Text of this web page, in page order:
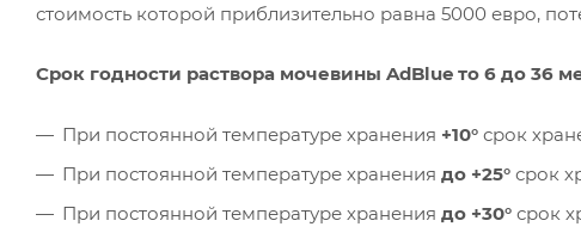
стоимость которой приблизительно равна 5000 евро,
Срок годности раствора мочевины AdBlue то 6 до 36
При постоянной температуре хранения +10° срок
При постоянной температуре хранения до +25° срок
При постоянной температуре хранения до +30° срок